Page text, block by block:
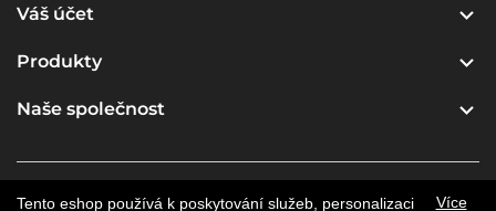
Tento eshop používá k poskytování služeb, personalizaci Více
Váš účet 
Produkty 
Naše společnost 
© 2026 - Software pro elektronický obchod od